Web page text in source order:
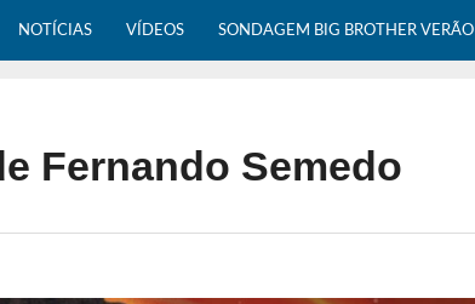
NOTÍCIAS VÍDEOS SONDAGEM BIG BROTHER VERÃO
Fernando Semedo